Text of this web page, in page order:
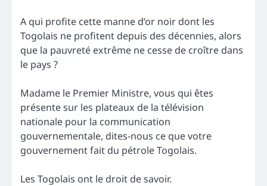
A qui profite cette manne d’or noir dont les
Togolais ne profitent depuis des décennies, alors
que la pauvreté extrême ne cesse de croître dans
le pays ?
Madame le Premier Ministre, vous qui êtes
présente sur les plateaux de la télévision
nationale pour la communication
gouvernementale, dites-nous ce que votre
gouvernement fait du pétrole Togolais.
Les Togolais ont le droit de savoir.